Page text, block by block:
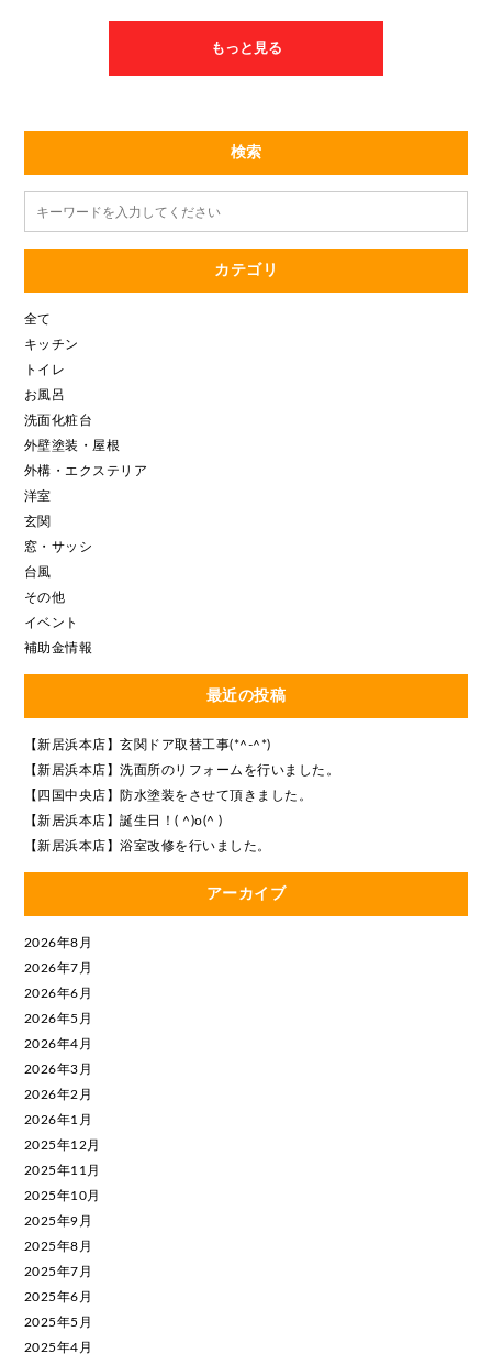
式になったのでトイレがラクになりとても快適になりました！ ト
イレのことでお悩みの方や気になる事がある方はお気軽にご連絡
もっと見る
検索
カテゴリ
全て
キッチン
トイレ
お風呂
洗面化粧台
外壁塗装・屋根
外構・エクステリア
洋室
玄関
窓・サッシ
台風
その他
イベント
補助金情報
最近の投稿
【新居浜本店】玄関ドア取替工事(*^-^*)
【新居浜本店】洗面所のリフォームを行いました。
【四国中央店】防水塗装をさせて頂きました。
【新居浜本店】誕生日！( ^)o(^ )
【新居浜本店】浴室改修を行いました。
アーカイブ
2026年8月
2026年7月
2026年6月
2026年5月
2026年4月
2026年3月
2026年2月
2026年1月
2025年12月
2025年11月
2025年10月
2025年9月
2025年8月
2025年7月
2025年6月
2025年5月
2025年4月